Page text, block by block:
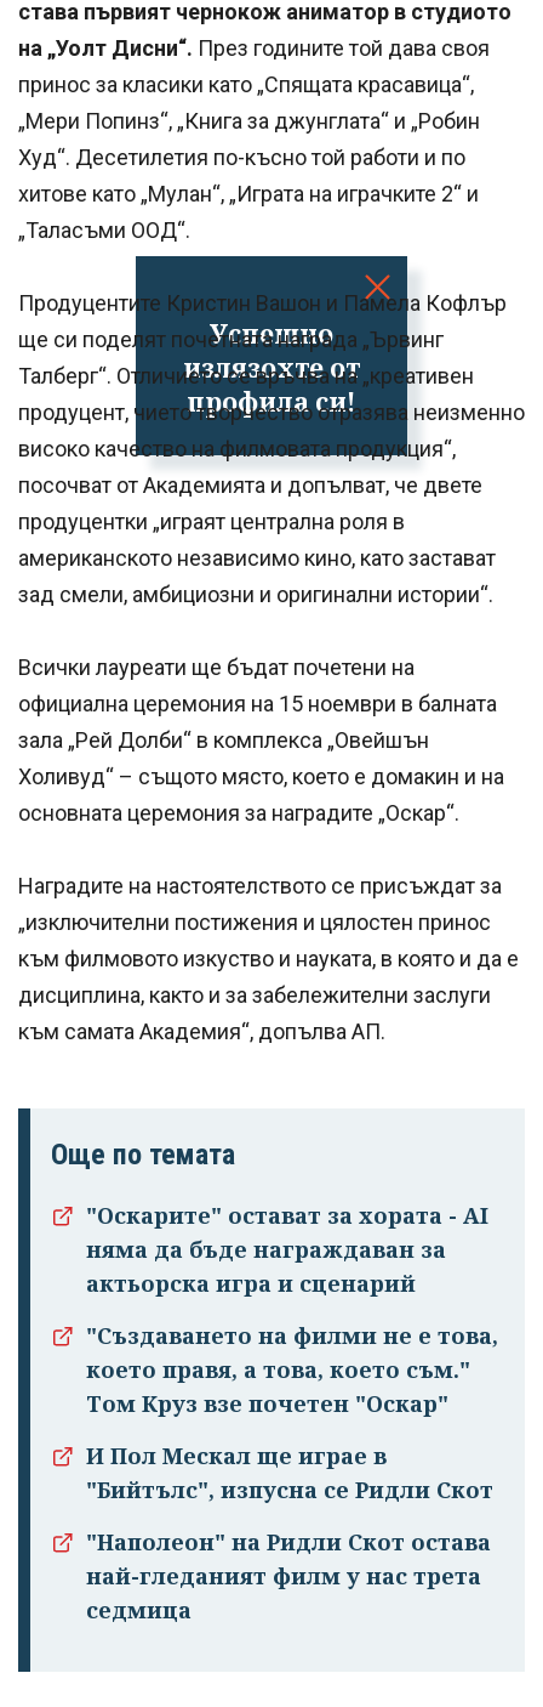
Успешно
излязохте от
профила си!
става първият чернокож аниматор в студиото
на „Уолт Дисни“. През годините той дава своя
принос за класики като „Спящата красавица“,
„Мери Попинз“, „Книга за джунглата“ и „Робин
Худ“. Десетилетия по-късно той работи и по
хитове като „Мулан“, „Играта на играчките 2“ и
„Таласъми ООД“.
Продуцентите Кристин Вашон и Памела Кофлър
ще си поделят почетната награда „Ървинг
Талберг“. Отличието се връчва на „креативен
продуцент, чието творчество отразява неизменно
високо качество на филмовата продукция“,
посочват от Академията и допълват, че двете
продуцентки „играят централна роля в
американското независимо кино, като застават
зад смели, амбициозни и оригинални истории“.
Всички лауреати ще бъдат почетени на
официална церемония на 15 ноември в балната
зала „Рей Долби“ в комплекса „Овейшън
Холивуд“ – същото място, което е домакин и на
основната церемония за наградите „Оскар“.
Наградите на настоятелството се присъждат за
„изключителни постижения и цялостен принос
към филмовото изкуство и науката, в която и да е
дисциплина, както и за забележителни заслуги
към самата Академия“, допълва АП.
Още по темата
"Оскарите" остават за хората - AI
няма да бъде награждаван за
актьорска игра и сценарий
"Създаването на филми не е това,
което правя, а това, което съм."
Том Круз взе почетен "Оскар"
И Пол Мескал ще играе в
"Бийтълс", изпусна се Ридли Скот
"Наполеон" на Ридли Скот остава
най-гледаният филм у нас трета
седмица